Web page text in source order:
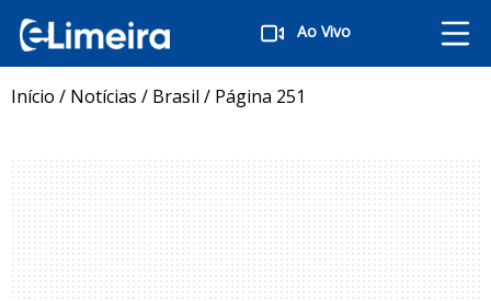
Ao Vivo
Início / Notícias / Brasil / Página 251